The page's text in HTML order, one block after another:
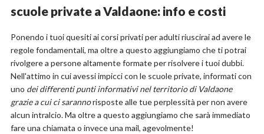
scuole private a Valdaone: info e costi
Ponendo i tuoi quesiti ai corsi privati per adulti riuscirai ad avere le
regole fondamentali, ma oltre a questo aggiungiamo che ti potrai
rivolgere a persone altamente formate per risolvere i tuoi dubbi.
Nell'attimo in cui avessi impicci con le scuole private, informati con
uno dei differenti punti informativi nel territorio di Valdaone
grazie a cui ci sarannorisposte alle tue perplessità per non avere
alcun intralcio. Ma oltre a questo aggiungiamo che sarà immediato
fare una chiamata o invece una mail, agevolmente!